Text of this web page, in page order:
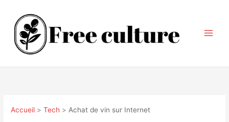
contenu
Accueil Tech Achat de vin sur Internet